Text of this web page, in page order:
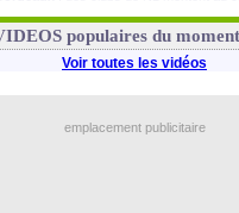
: le démenti de Leipzig pour Diomandé
populaires du moment
Voir toutes les vidéos
emplacement publicitaire